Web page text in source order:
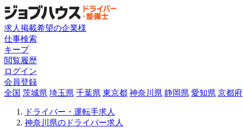
求人掲載希望の企業様
仕事検索
キープ
閲覧履歴
ログイン
会員登録
全国 茨城県 埼玉県 千葉県 東京都 神奈川県 静岡県 愛知県 京都府
ドライバー・運転手求人
神奈川県のドライバー求人